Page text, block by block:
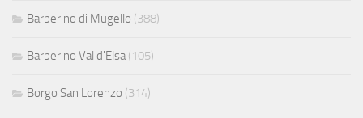
Barberino di Mugello (388)
Barberino Val d'Elsa(105)
Borgo San Lorenzo (314)